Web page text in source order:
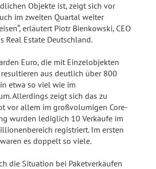
Objekte ist, zeigt sich vor
im zweiten Quartal weiter
erläutert Piotr Bienkowski, CEO
Real Estate Deutschland.
Euro, die mit Einzelobjekten
aus deutlich über 800
etwa so viel wie im
Allerdings zeigt sich das zu
vor allem im großvolumigen Core-
wurden lediglich 10 Verkäufe im
registriert. Im ersten
es doppelt so viele.
die Situation bei Paketverkäufen